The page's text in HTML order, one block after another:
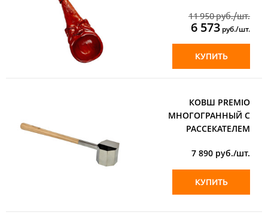
11 950 руб./шт.
6 573 руб./шт.
КУПИТЬ
КОВШ PREMIO
МНОГОГРАННЫЙ С
РАССЕКАТЕЛЕМ
7 890 руб./шт.
КУПИТЬ